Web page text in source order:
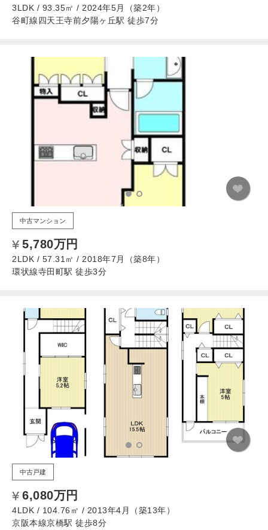
3LDK / 93.35㎡ / 2024年5月（築2年）
谷町線四天王寺前夕陽ヶ丘駅 徒歩7分
中古マンション
5,780万円
2LDK / 57.31㎡ / 2018年7月（築8年）
環状線寺田町駅 徒歩3分
中古戸建
6,080万円
4LDK / 104.76㎡ / 2013年4月（築13年）
京阪本線京橋駅 徒歩8分